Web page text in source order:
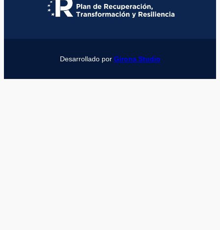
Desarrollado por Girona Studio